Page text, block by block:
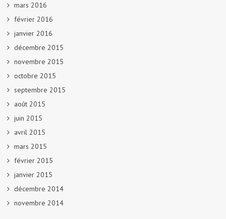
mars 2016
février 2016
janvier 2016
décembre 2015
novembre 2015
octobre 2015
septembre 2015
août 2015
juin 2015
avril 2015
mars 2015
février 2015
janvier 2015
décembre 2014
novembre 2014